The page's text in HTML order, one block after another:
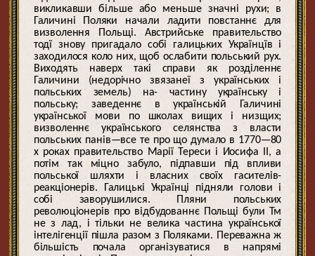
викликавши більше або меньше значні рухи; в
Галичині Поляки начали ладити повстаннє для
визволення Польщі. Австрийське правительство
тодї знову пригадало собі галицьких Українцїв і
заходилося коло них, щоб ослабити польський рух.
Виходять наверх такі справи як розділеннє
Галичини (недорічно звязанеї з українських і
польських земель) на- частину українську і
польську; заведеннє в українській Галичині
української мови по школах вищих і низщих;
визволеннє українського селянства з власти
польських панів—все те про що думало в 1770—80
х роках правительство Марії Тереси і Иосифа II, а
потім так міцно забуло, підпавши під впливи
польської шляхти і власних своїх гасителів-
реакціонерів. Галицькі Українці підняли голови і
собі заворушилися. Пляни польських
революціонерів про відбудованнє Польщі були Тм
не з лад, і тільки не велика частина української
інтелігенції пішла разом з Поляками. Переважна ж
більшість почала організуватися в напрямі